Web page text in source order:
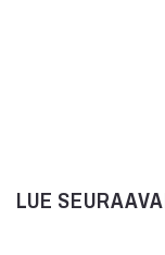
LUE